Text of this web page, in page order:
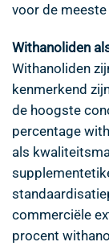
voor de
Withanoliden
Withanoliden
kenmerkend
de hoogste
percentage
als
commerciële
procent